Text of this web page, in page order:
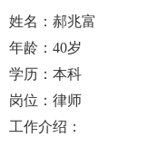
姓名：郝兆富
年龄：40岁
学历：本科
岗位：律师
工作介绍：